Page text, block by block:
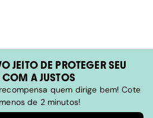
JEITO DE PROTEGER SEU
A JUSTOS
quem dirige bem! Cote
de 2 minutos!